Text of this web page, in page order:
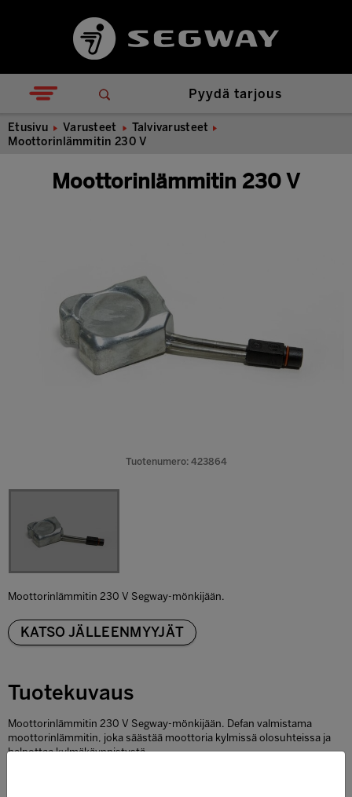
Pyydä tarjous
Etusivu Varusteet
Talvivarusteet
Moottorinlämmitin 230 V
Moottorinlämmitin 230 V
Tuotenumero: 423864
Moottorinlämmitin 230 V Segway-mönkijään.
KATSO JÄLLEENMYYJÄT
Tuotekuvaus
Moottorinlämmitin 230 V Segway-mönkijään. Defan valmistama
moottorinlämmitin, joka säästää moottoria kylmissä olosuhteissa ja
helpottaa kylmäkäynnistystä.